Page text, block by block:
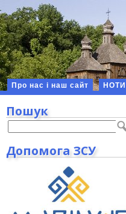
Про нас і наш сайт НОТИ
Пошук
Допомога ЗСУ